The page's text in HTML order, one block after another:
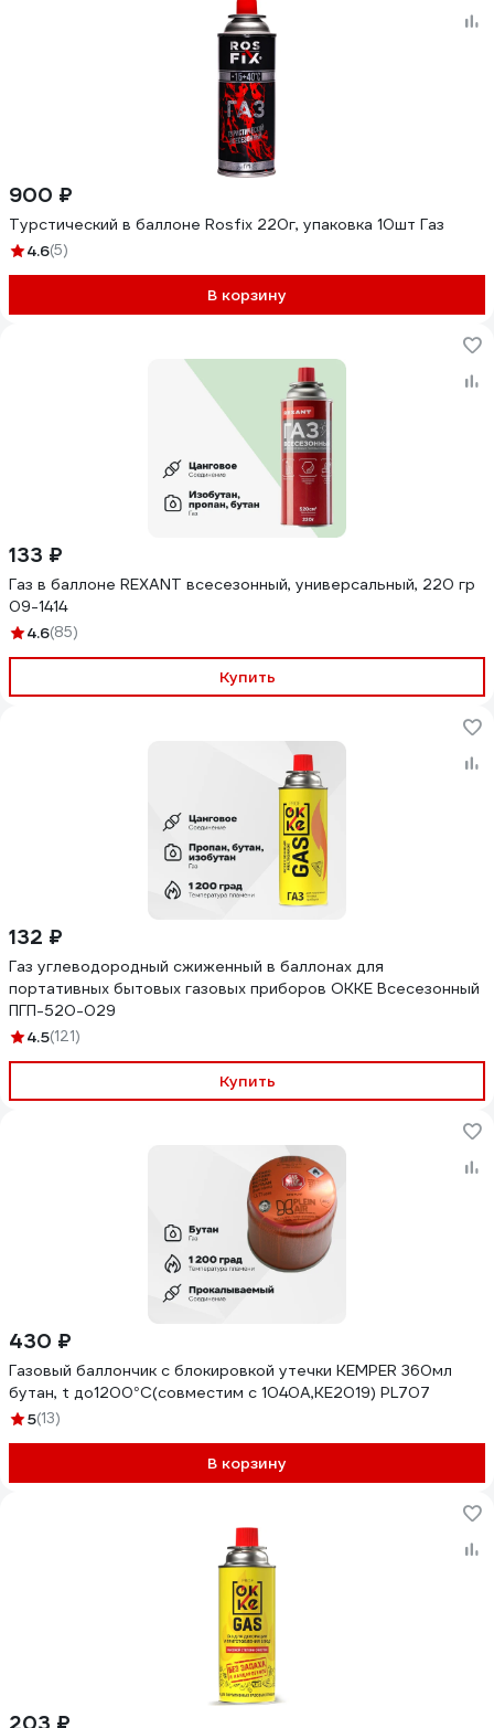
900 ₽
Турстический в баллоне Rosfix 220г, упаковка 10шт Газ
4.6(5)
В корзину
133 ₽
Газ в баллоне REXANT всесезонный, универсальный, 220 гр
09-1414
4.6(85)
Купить
132 ₽
Газ углеводородный сжиженный в баллонах для
портативных бытовых газовых приборов OKKE Всесезонный
ПГП-520-029
4.5(121)
Купить
430 ₽
Газовый баллончик с блокировкой утечки KEMPER 360мл
бутан, t до1200°C(совместим с 1040A,KE2019) PL707
5(13)
В корзину